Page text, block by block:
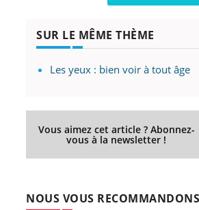
SUR LE MÊME THÈME
Les yeux : bien voir à tout âge
Vous aimez cet article ? Abonnez-
vous à la newsletter !
NOUS VOUS RECOMMANDONS